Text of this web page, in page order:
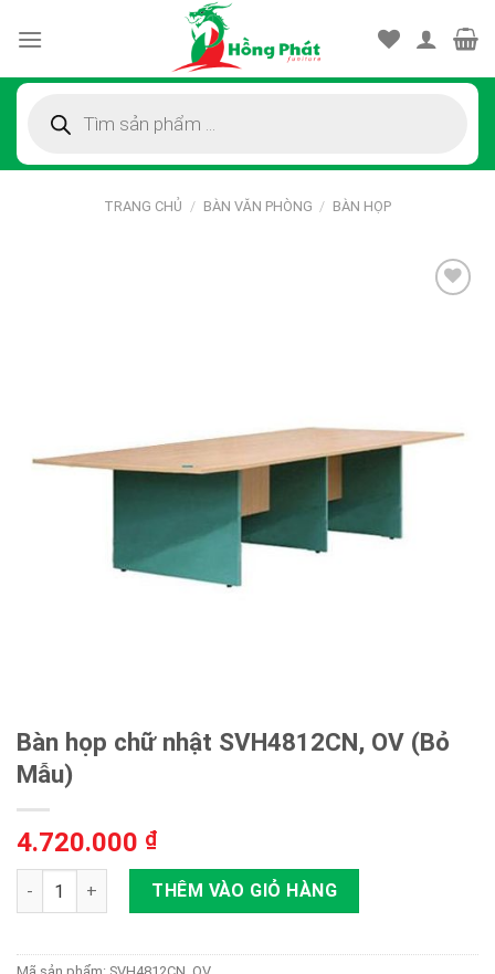
kiếm
TRANG CHỦ / BÀN VĂN PHÒNG / BÀN HỌP
Thêm
Bàn họp chữ nhật SVH4812CN, OV (Bỏ
Mẫu)
4.720.000 ₫
Bàn họp chữ nhật SVH4812CN, OV (Bỏ Mẫu) số lượng
THÊM VÀO GIỎ HÀNG